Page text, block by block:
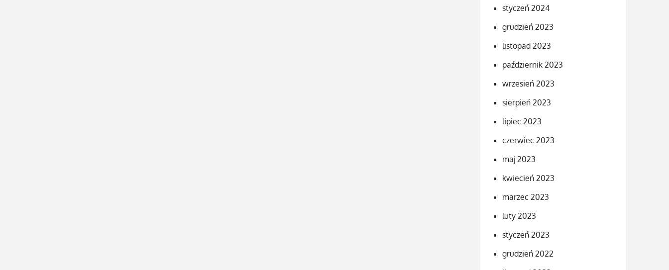
styczeń 2024
grudzień 2023
listopad 2023
październik 2023
wrzesień 2023
sierpień 2023
lipiec 2023
czerwiec 2023
maj 2023
kwiecień 2023
marzec 2023
luty 2023
styczeń 2023
grudzień 2022